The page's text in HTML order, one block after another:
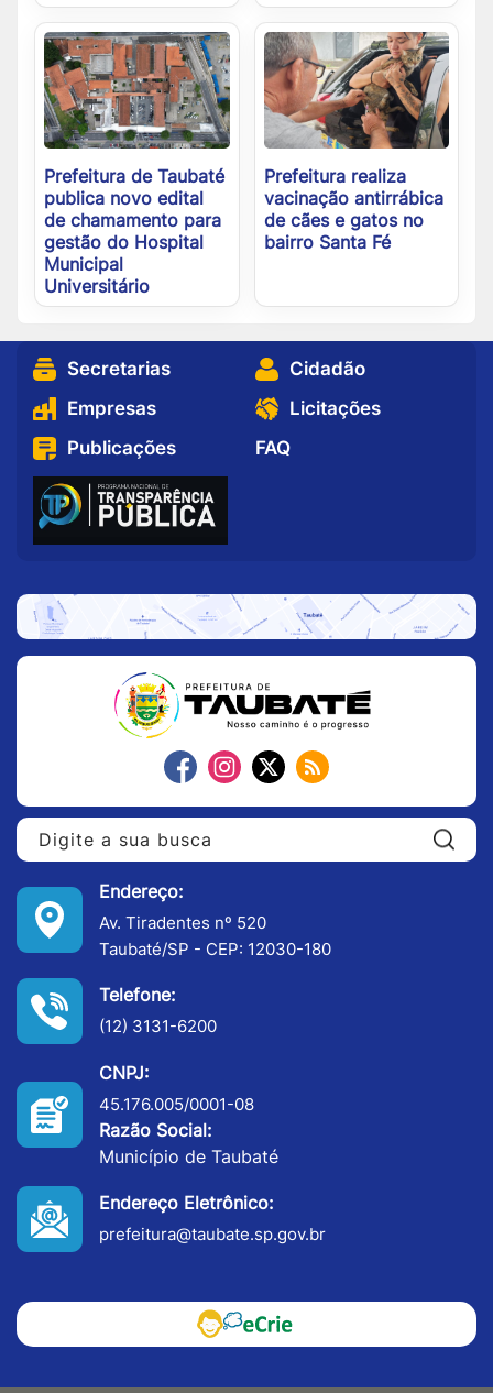
Prefeitura de Taubaté
publica novo edital
de chamamento para
gestão do Hospital
Municipal
Universitário
Prefeitura realiza
vacinação antirrábica
de cães e gatos no
bairro Santa Fé
Secretarias
Cidadão
Empresas
Licitações
Publicações
FAQ
Endereço:
Av. Tiradentes nº 520
Taubaté/SP - CEP: 12030-180
Telefone:
(12) 3131-6200
CNPJ:
45.176.005/0001-08
Razão Social:
Município de Taubaté
Endereço Eletrônico:
prefeitura@taubate.sp.gov.br